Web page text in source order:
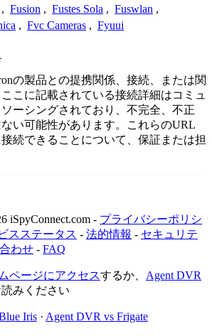
, Fusion , Fustes Sola , Fuswlan ,
, Fvc Cameras , Fyuui
の製品との提携関係、接続、または関
こに記載されている接続詳細はコミュ
ーシングされており、不完全、不正
い可能性があります。これらのURL
続できることについて、保証または担
iSpyConnect.com - プライバシーポリシ
スステータス - 法的情報 - セキュリテ
わせ - FAQ
ページにアクセスするか、 Agent DVR
読みください
Iris · Agent DVR vs Frigate